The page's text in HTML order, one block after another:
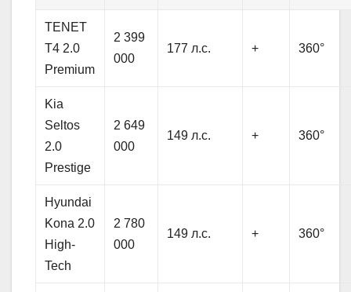
TENET
T4 2.0
Premium
2 399
000
177 л.с. + 360°
Kia
Seltos
2.0
Prestige
2 649
000
149 л.с. + 360°
Hyundai
Kona 2.0
High-
Tech
2 780
000
149 л.с. + 360°